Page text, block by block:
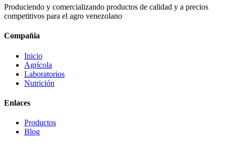
Produciendo y comercializando productos de calidad y a precios
competitivos para el agro venezolano
Compañia
Inicio
Agrícola
Laboratorios
Nutrición
Enlaces
Productos
Blog